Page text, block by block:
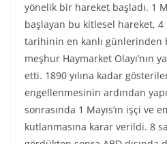
yönelik bir hareket başladı. 1
başlayan bu kitlesel hareket, 4
tarihinin en kanlı günlerinden
meşhur Haymarket Olayı’nın
etti. 1890 yılına kadar
engellenmesinin ardından
sonrasında 1 Mayıs’ın işçi ve
kutlanmasına karar verildi. 8